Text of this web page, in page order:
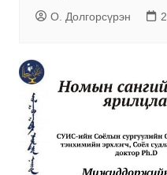
О. Долгорсүрэн